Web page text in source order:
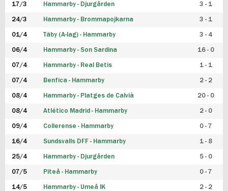
FUTSAL HERR
FUTSAL DAM
17/3 Hammarby - Djurgården 3 - 1
24/3 Hammarby - Brommapojkarna 3 - 1
01/4 Täby (A-lag) - Hammarby 3 - 4
06/4 Hammarby - Son Sardina 16 - 0
07/4 Hammarby - Real Betis 1 - 1
07/4 Benfica - Hammarby 2 - 2
08/4 Hammarby - Platges de Calvià 20 - 0
08/4 Atlético Madrid - Hammarby 2 - 0
09/4 Collerense - Hammarby 0 - 7
16/4 Sundsvalls DFF - Hammarby 1 - 8
25/4 Hammarby - Djurgården 5 - 0
07/5 Piteå - Hammarby 0 - 7
14/5 Hammarby - Umeå IK 2 - 2